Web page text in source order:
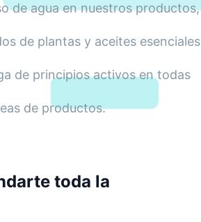
de agua en nuestros productos,
de plantas y aceites esenciales
de principios activos en todas
de productos.
toda la